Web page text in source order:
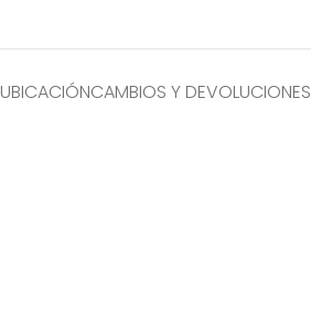
UBICACIÓNCAMBIOS Y DEVOLUCIONES